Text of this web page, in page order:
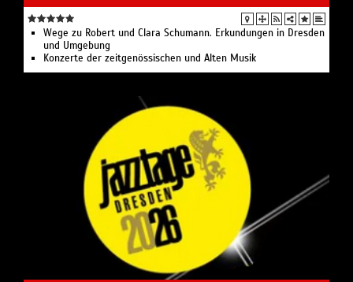
Wege zu Robert und Clara Schumann. Erkundungen in Dresden
und Umgebung
Konzerte der zeitgenössischen und Alten Musik